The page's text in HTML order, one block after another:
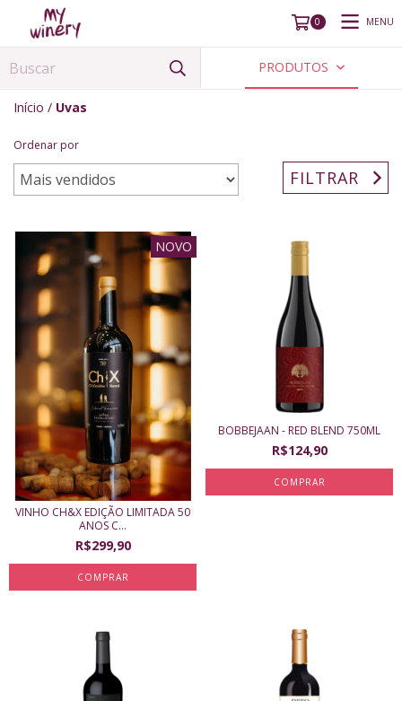
0 MENU
PRODUTOS
Início / Uvas
Ordenar por
FILTRAR
NOVO
VINHO CH&X EDIÇÃO LIMITADA 50
ANOS C...
R$299,90
BOBBEJAAN - RED BLEND 750ML
R$124,90